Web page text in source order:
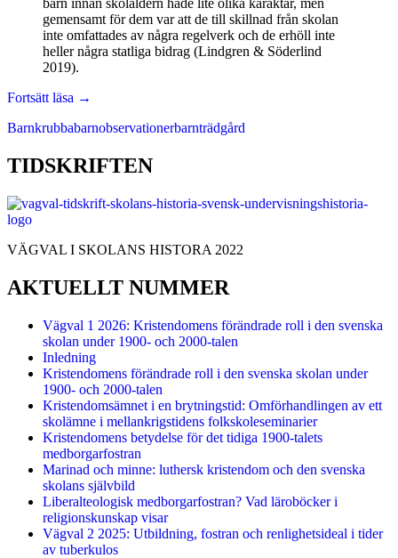
barn innan skolåldern hade lite olika karaktär, men
gemensamt för dem var att de till skillnad från skolan
inte omfattades av några regelverk och de erhöll inte
heller några statliga bidrag (Lindgren & Söderlind
2019).
Fortsätt läsa Nya
på
historia:
Etnografiska
från
institutionellt
på
talet
→
Barnkrubbabarnobservationerbarnträdgård
TIDSKRIFTEN
VÄGVAL I SKOLANS HISTORA 2022
AKTUELLT NUMMER
Vägval 1 2026: Kristendomens förändrade roll i den svenska
skolan under 1900- och 2000-talen
Inledning
Kristendomens förändrade roll i den svenska skolan under
1900- och 2000-talen
Kristendomsämnet i en brytningstid: Omförhandlingen av ett
skolämne i mellankrigstidens folkskoleseminarier
Kristendomens betydelse för det tidiga 1900-talets
medborgarfostran
Marinad och minne: luthersk kristendom och den svenska
skolans självbild
Liberalteologisk medborgarfostran? Vad läroböcker i
religionskunskap visar
Vägval 2 2025: Utbildning, fostran och renlighetsideal i tider
av tuberkulos